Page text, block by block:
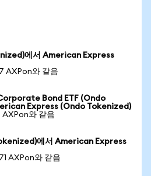
에서 American Express
AXPon와 같음
Bond ETF (Ondo
Express (Ondo Tokenized)
AXPon와 같음
에서 American Express
AXPon와 같음